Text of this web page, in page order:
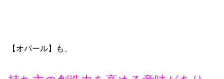
【オパール】も、